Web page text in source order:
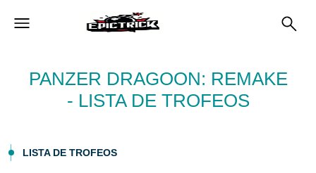
PANZER DRAGOON: REMAKE
- LISTA DE TROFEOS
LISTA DE TROFEOS